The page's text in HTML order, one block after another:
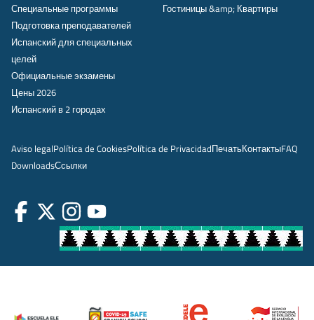
Специальные программы
Подготовка преподавателей
Испанский для специальных
целей
Официальные экзамены
Цены 2026
Испанский в 2 городах
Гостиницы &amp; Квартиры
Aviso legalPolítica de CookiesPolítica de PrivacidadПечатьКонтактыFAQ
DownloadsСсылки